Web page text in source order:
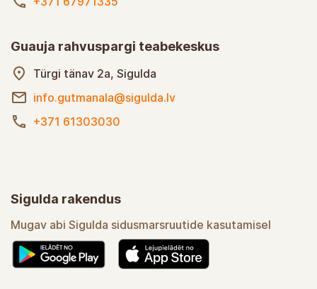
Guauja rahvuspargi teabekeskus
Türgi tänav 2a, Sigulda
info.gutmanala@sigulda.lv
+371 61303030
Sigulda rakendus
Mugav abi Sigulda sidusmarsruutide kasutamisel